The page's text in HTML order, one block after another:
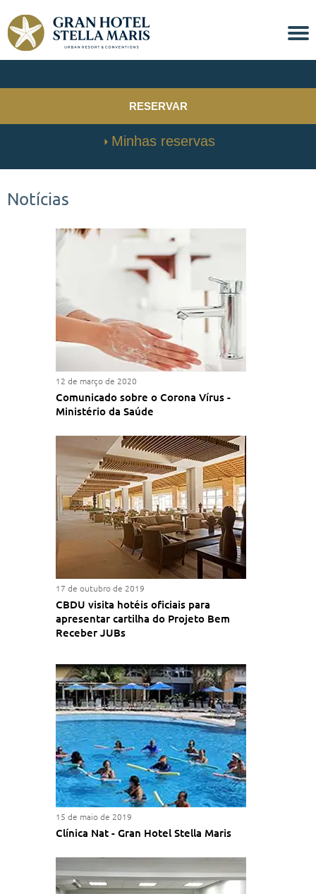
RESERVAR
Minhas reservas
Notícias
12 de março de 2020
Comunicado sobre o Corona Vírus -
Ministério da Saúde
17 de outubro de 2019
CBDU visita hotéis oficiais para
apresentar cartilha do Projeto Bem
Receber JUBs
15 de maio de 2019
Clínica Nat - Gran Hotel Stella Maris